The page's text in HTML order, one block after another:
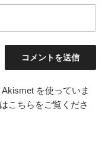
を使っていま
こちらをご覧くださ